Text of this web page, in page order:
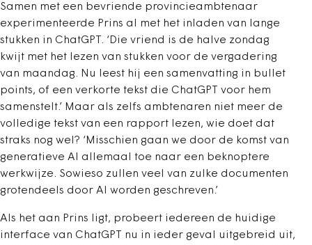
Samen met een bevriende provincieambtenaar
experimenteerde Prins al met het inladen van lange
stukken in ChatGPT. ‘Die vriend is de halve zondag
kwijt met het lezen van stukken voor de vergadering
van maandag. Nu leest hij een samenvatting in bullet
points, of een verkorte tekst die ChatGPT voor hem
samenstelt.’ Maar als zelfs ambtenaren niet meer de
volledige tekst van een rapport lezen, wie doet dat
straks nog wel? ‘Misschien gaan we door de komst van
generatieve AI allemaal toe naar een beknoptere
werkwijze. Sowieso zullen veel van zulke documenten
grotendeels door AI worden geschreven.’
Als het aan Prins ligt, probeert iedereen de huidige
interface van ChatGPT nu in ieder geval uitgebreid uit,